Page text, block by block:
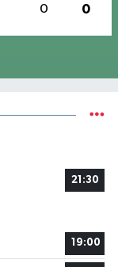
0 0
21:30
19:00